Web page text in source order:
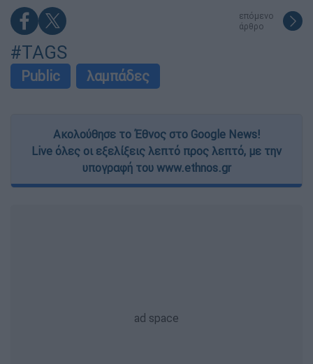
επόμενο
άρθρο
#TAGS
Public λαμπάδες
Ακολούθησε το Έθνος στο Google News!
Live όλες οι εξελίξεις λεπτό προς λεπτό, με την
υπογραφή του www.ethnos.gr